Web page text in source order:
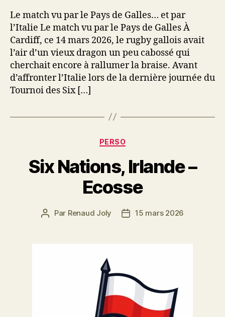
Le match vu par le Pays de Galles… et par
l’Italie Le match vu par le Pays de Galles À
Cardiff, ce 14 mars 2026, le rugby gallois avait
l’air d’un vieux dragon un peu cabossé qui
cherchait encore à rallumer la braise. Avant
d’affronter l’Italie lors de la dernière journée du
Tournoi des Six […]
Catégories
PERSO
Six Nations, Irlande –
Ecosse
Auteur
Par Renaud Joly
Date15 mars 2026